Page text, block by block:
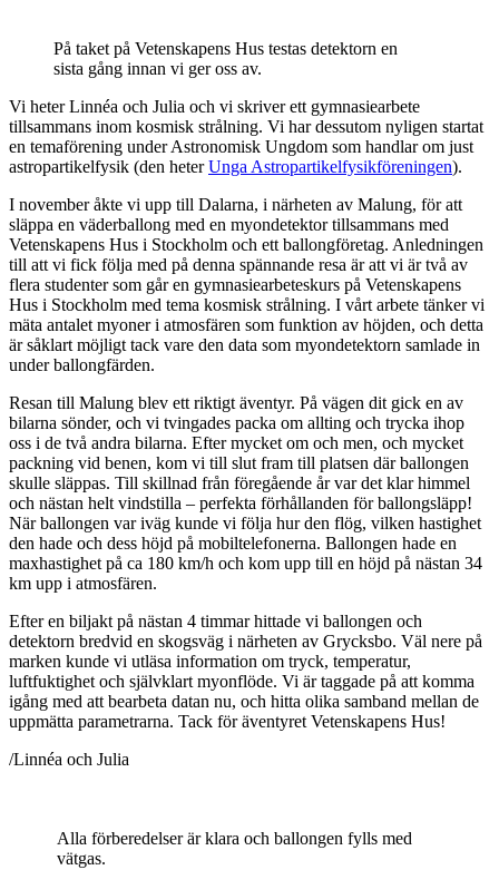
På taket på Vetenskapens Hus testas detektorn en
sista gång innan vi ger oss av.
Vi heter Linnéa och Julia och vi skriver ett gymnasiearbete
tillsammans inom kosmisk strålning. Vi har dessutom nyligen startat
en temaförening under Astronomisk Ungdom som handlar om just
astropartikelfysik (den heterUnga Astropartikelfysikföreningen).
I november åkte vi upp till Dalarna, i närheten av Malung, för att
släppa en väderballong med en myondetektor tillsammans med
Vetenskapens Hus i Stockholm och ett ballongföretag. Anledningen
till att vi fick följa med på denna spännande resa är att vi är två av
flera studenter som går en gymnasiearbeteskurs på Vetenskapens
Hus i Stockholm med tema kosmisk strålning. I vårt arbete tänker vi
mäta antalet myoner i atmosfären som funktion av höjden, och detta
är såklart möjligt tack vare den data som myondetektorn samlade in
under ballongfärden.
Resan till Malung blev ett riktigt äventyr. På vägen dit gick en av
bilarna sönder, och vi tvingades packa om allting och trycka ihop
oss i de två andra bilarna. Efter mycket om och men, och mycket
packning vid benen, kom vi till slut fram till platsen där ballongen
skulle släppas. Till skillnad från föregående år var det klar himmel
och nästan helt vindstilla – perfekta förhållanden för ballongsläpp!
När ballongen var iväg kunde vi följa hur den flög, vilken hastighet
den hade och dess höjd på mobiltelefonerna. Ballongen hade en
maxhastighet på ca 180 km/h och kom upp till en höjd på nästan 34
km upp i atmosfären.
Efter en biljakt på nästan 4 timmar hittade vi ballongen och
detektorn bredvid en skogsväg i närheten av Grycksbo. Väl nere på
marken kunde vi utläsa information om tryck, temperatur,
luftfuktighet och självklart myonflöde. Vi är taggade på att komma
igång med att bearbeta datan nu, och hitta olika samband mellan de
uppmätta parametrarna. Tack för äventyret Vetenskapens Hus!
/Linnéa och Julia
Alla förberedelser är klara och ballongen fylls med
vätgas.